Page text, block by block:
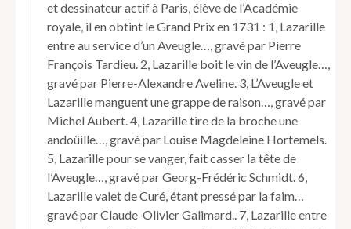
et dessinateur actif à Paris, élève de l’Académie
royale, il en obtint le Grand Prix en 1731 : 1, Lazarille
entre au service d’un Aveugle…, gravé par Pierre
François Tardieu. 2, Lazarille boit le vin de l’Aveugle…,
gravé par Pierre-Alexandre Aveline. 3, L’Aveugle et
Lazarille manguent une grappe de raison…, gravé par
Michel Aubert. 4, Lazarille tire de la broche une
andoüille…, gravé par Louise Magdeleine Hortemels.
5, Lazarille pour se vanger, fait casser la tête de
l’Aveugle…, gravé par Georg-Frédéric Schmidt. 6,
Lazarille valet de Curé, étant pressé par la faim…
gravé par Claude-Olivier Galimard.. 7, Lazarille entre